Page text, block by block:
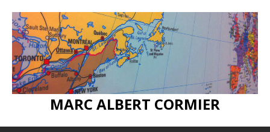
MARC ALBERT CORMIER